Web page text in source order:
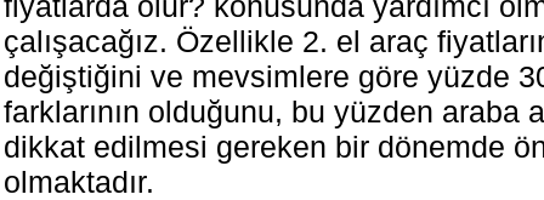
çalışacağız. Özellikle 2. el araç
değiştiğini ve mevsimlere göre yüzde
farklarının olduğunu, bu yüzden araba
dikkat edilmesi gereken bir dönemde
olmaktadır.